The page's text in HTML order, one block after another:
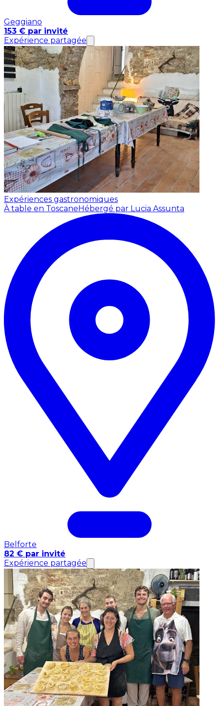
Geggiano
153 € par invité
Expérience partagée
Expériences gastronomiques
À table en Toscane Hébergé par Lucia Assunta
Belforte
82 € par invité
Expérience partagée